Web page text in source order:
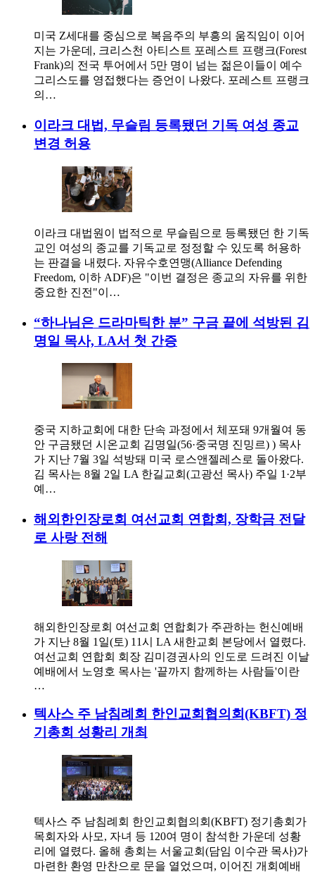
미국 Z세대를 중심으로 복음주의 부흥의 움직임이 이어
지는 가운데, 크리스천 아티스트 포레스트 프랭크(Forest
Frank)의 전국 투어에서 5만 명이 넘는 젊은이들이 예수
그리스도를 영접했다는 증언이 나왔다. 포레스트 프랭크
의…
이라크 대법, 무슬림 등록됐던 기독 여성 종교
변경 허용
이라크 대법원이 법적으로 무슬림으로 등록됐던 한 기독
교인 여성의 종교를 기독교로 정정할 수 있도록 허용하
는 판결을 내렸다. 자유수호연맹(Alliance Defending
Freedom, 이하 ADF)은 "이번 결정은 종교의 자유를 위한
중요한 진전"이…
“하나님은 드라마틱한 분” 구금 끝에 석방된 김
명일 목사, LA서 첫 간증
중국 지하교회에 대한 단속 과정에서 체포돼 9개월여 동
안 구금됐던 시온교회 김명일(56·중국명 진밍르) ) 목사
가 지난 7월 3일 석방돼 미국 로스앤젤레스로 돌아왔다.
김 목사는 8월 2일 LA 한길교회(고광선 목사) 주일 1·2부
예…
해외한인장로회 여선교회 연합회, 장학금 전달
로 사랑 전해
해외한인장로회 여선교회 연합회가 주관하는 헌신예배
가 지난 8월 1일(토) 11시 LA 새한교회 본당에서 열렸다.
여선교회 연합회 회장 김미경권사의 인도로 드려진 이날
예배에서 노영호 목사는 '끝까지 함께하는 사람들'이란
…
텍사스 주 남침례회 한인교회협의회(KBFT) 정
기총회 성황리 개최
텍사스 주 남침례회 한인교회협의회(KBFT) 정기총회가
목회자와 사모, 자녀 등 120여 명이 참석한 가운데 성황
리에 열렸다. 올해 총회는 서울교회(담임 이수관 목사)가
마련한 환영 만찬으로 문을 열었으며, 이어진 개회예배